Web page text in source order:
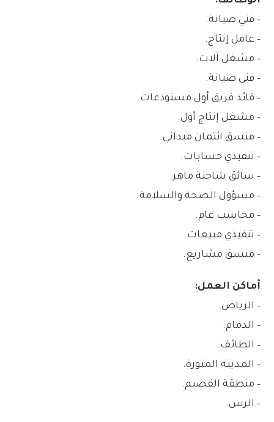
– فني صيانة.
– عامل إنتاج.
– مشغل آلات.
– فني صيانة.
– قائد فريق أول مستودعات.
– مشغل إنتاج أول.
– منسق ائتمان ميداني.
– تنفيذي حسابات.
– سائق شاحنة ماهر.
– مسؤول الصحة والسلامة.
– محاسب عام.
– تنفيذي مبيعات.
– منسق مشاريع.
أماكن العمل:
– الرياض.
– الدمام.
– الطائف.
– المدينة المنورة.
– منطقة القصيم.
– الرس.